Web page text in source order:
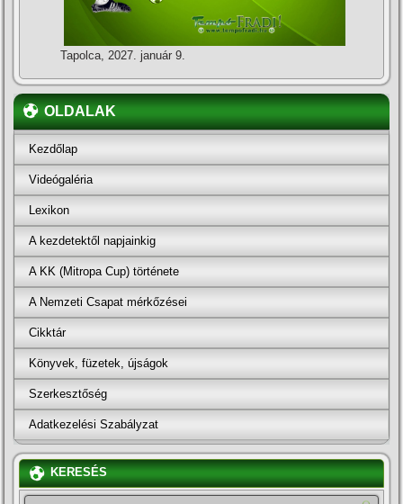
Tapolca, 2027. január 9.
OLDALAK
Kezdőlap
Videógaléria
Lexikon
A kezdetektől napjainkig
A KK (Mitropa Cup) története
A Nemzeti Csapat mérkőzései
Cikktár
Könyvek, füzetek, újságok
Szerkesztőség
Adatkezelési Szabályzat
KERESÉS